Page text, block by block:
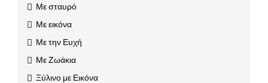
Με σταυρό
Με εικόνα
Με την Ευχή
Με Ζωάκια
Ξύλινο με Εικόνα